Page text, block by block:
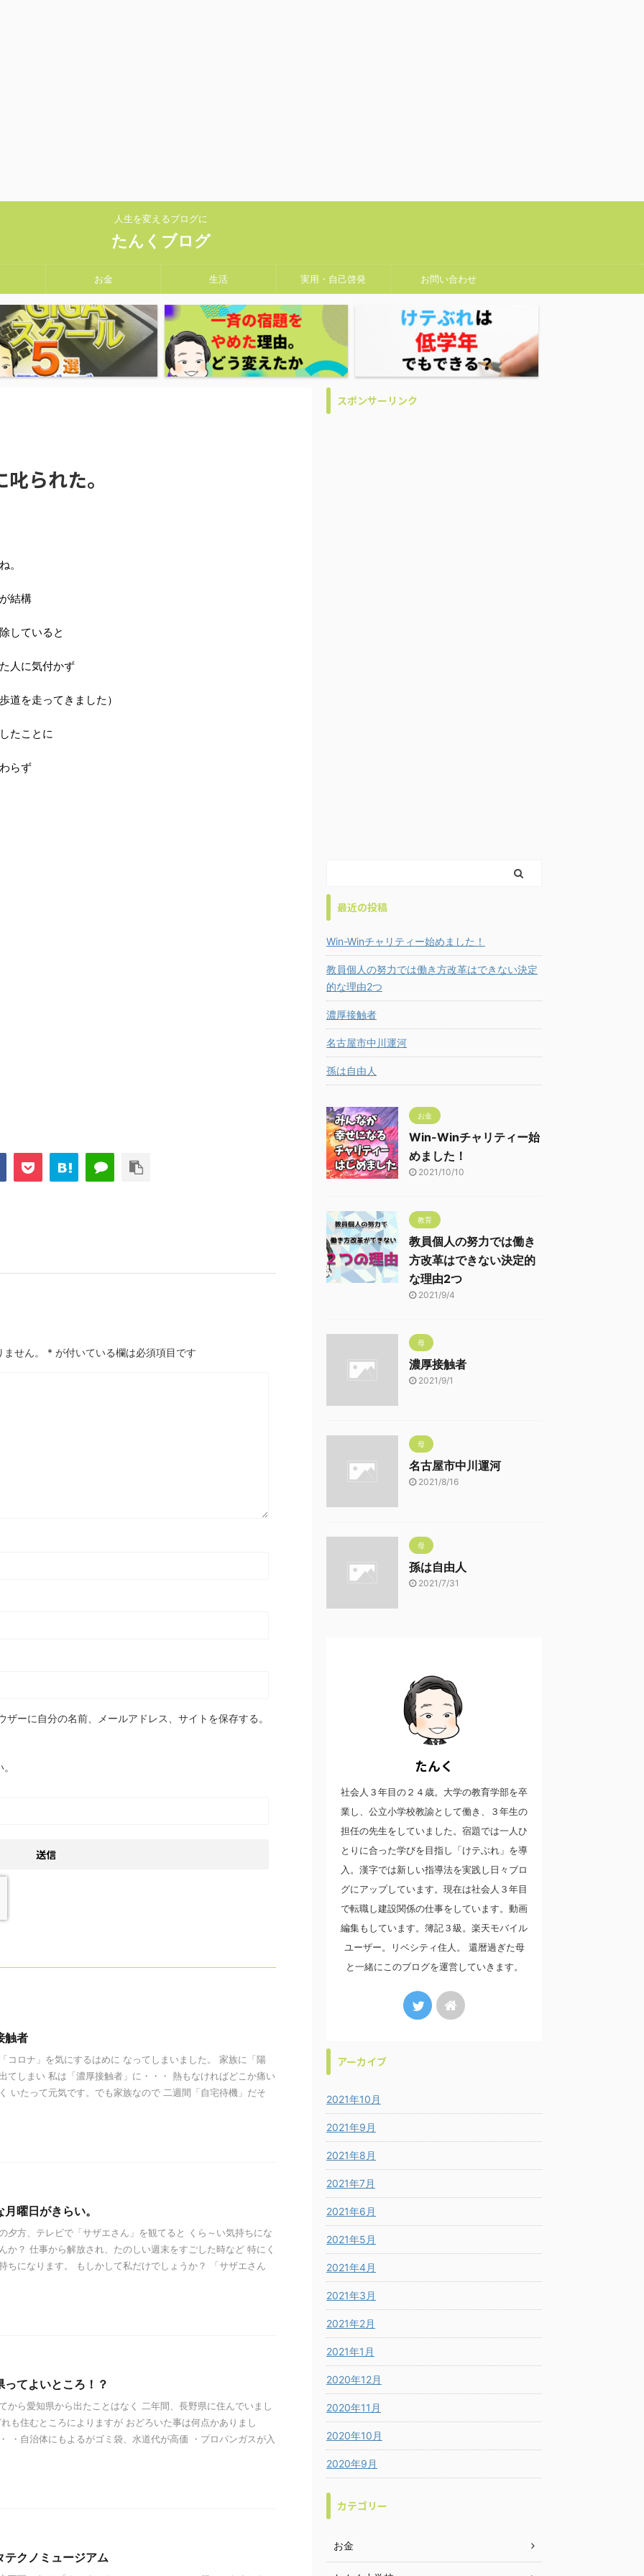
人生を変えるブログに
たんくブログ
お金 生活 実用・自己啓発 お問い合わせ
られた。
。
結構
していると
人に気付かず
道を走ってきました）
たことに
らず
せん。 * が付いている欄は必須項目です
ーに自分の名前、メールアドレス、サイトを保存する。
触者
コロナ」を気にするはめに なってしまいました。 家族に「陽
てしまい 私は「濃厚接触者」に・・・ 熱もなければどこか痛い
いたって元気です。でも家族なので 二週間「自宅待機」だそ
月曜日がきらい。
夕方、テレビで「サザエさん」を観てると くら～い気持ちにな
か？ 仕事から解放され、たのしい週末をすごした時など 特にく
ちになります。 もしかして私だけでしょうか？ 「サザエさん
ってよいところ！？
から愛知県から出たことはなく 二年間、長野県に住んでいまし
も住むところによりますが おどろいた事は何点かありまし
・自治体にもよるがゴミ袋、水道代が高価 ・プロパンガスが入
テクノミュージアム
スポンサーリンク
最近の投稿
Win-Winチャリティー始めました！
教員個人の努力では働き方改革はできない決定
的な理由2つ
濃厚接触者
名古屋市中川運河
孫は自由人
お金
Win-Winチャリティー始
めました！
2021/10/10
教育
教員個人の努力では働き
方改革はできない決定的
な理由2つ
2021/9/4
母
濃厚接触者
2021/9/1
母
名古屋市中川運河
2021/8/16
母
孫は自由人
2021/7/31
たんく
社会人３年目の２４歳。大学の教育学部を卒
業し、公立小学校教諭として働き、３年生の
担任の先生をしていました。宿題では一人ひ
とりに合った学びを目指し「けテぶれ」を導
入。漢字では新しい指導法を実践し日々ブロ
グにアップしています。現在は社会人３年目
で転職し建設関係の仕事をしています。動画
編集もしています。簿記３級。楽天モバイル
ユーザー。リベシティ住人。 還暦過ぎた母
と一緒にこのブログを運営していきます。
アーカイブ
2021年10月
2021年9月
2021年8月
2021年7月
2021年6月
2021年5月
2021年4月
2021年3月
2021年2月
2021年1月
2020年12月
2020年11月
2020年10月
2020年9月
カテゴリー
お金